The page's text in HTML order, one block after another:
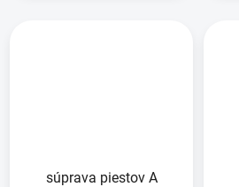
súprava piestov A